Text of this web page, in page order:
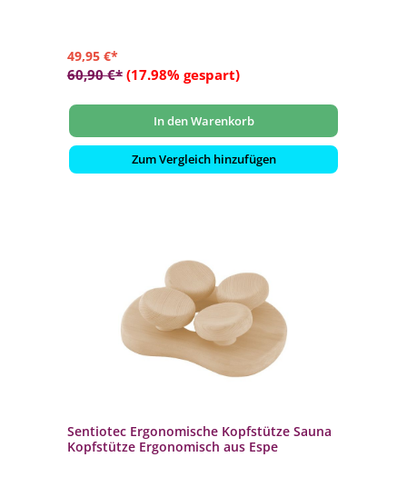
49,95 €*
60,90 €* (17.98% gespart)
In den Warenkorb
Zum Vergleich hinzufügen
Sentiotec Ergonomische Kopfstütze Sauna
Kopfstütze Ergonomisch aus Espe